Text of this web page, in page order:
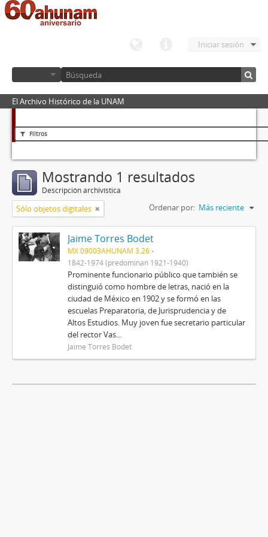
Iniciar sesión
El Archivo Histórico de la UNAM
Filtros
Mostrando 1 resultados
Descripción archivística
Sólo objetos digitales Ordenar por: Más reciente
Jaime Torres Bodet
MX 09003AHUNAM 3.26
1842-1974 (predominan 1921-1940)
Prominente funcionario público que también se
distinguió como hombre de letras, nació en la
ciudad de México en 1902 y se formó en las
escuelas Preparatoria, de Jurisprudencia y de
Altos Estudios. Muy joven fue secretario particular
del rector Vas...
Jaime Torres Bodet